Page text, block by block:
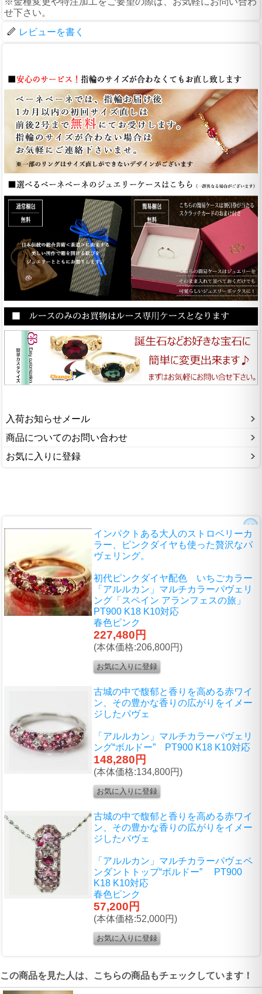
せ下さい。
レビューを書く
入荷お知らせメール
商品についてのお問い合わせ
お気に入りに登録
インパクトある大人のストロベリーカ
ラー、ピンクダイヤも使った贅沢なパ
ヴェリング。
初代ピンクダイヤ配色 いちごカラー
「アルルカン」マルチカラーパヴェリ
ング「スペイン アランフェスの旅」
PT900 K18 K10対応
春色ピンク
227,480円
(本体価格:206,800円)
古城の中で馥郁と香りを高める赤ワイ
ン、その豊かな香りの広がりをイメー
ジしたパヴェ
「アルルカン」マルチカラーパヴェリ
ング“ボルドー” PT900 K18 K10対応
148,280円
(本体価格:134,800円)
古城の中で馥郁と香りを高める赤ワイ
ン、その豊かな香りの広がりをイメー
ジしたパヴェ
「アルルカン」マルチカラーパヴェペ
ンダントトップ“ボルドー” PT900
K18 K10対応
春色ピンク
57,200円
(本体価格:52,000円)
この商品を見た人は、こちらの商品もチェックしています！